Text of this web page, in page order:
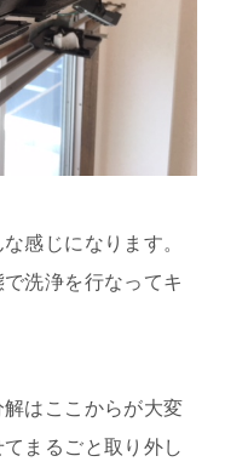
感じになります。
洗浄を行なってキ
はここからが大変
まるごと取り外し